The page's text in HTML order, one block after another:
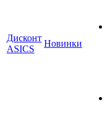
Дисконт
ASICS
Новинки